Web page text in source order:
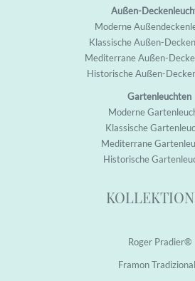
Außen-
Moderne
Klassische Außen-
Mediterrane Außen-
Historische Außen-
Gartenleuchten
Moderne Garten
Klassische Garten
Mediterrane Garten
Historische Garten
Roger Pradier®
Framon